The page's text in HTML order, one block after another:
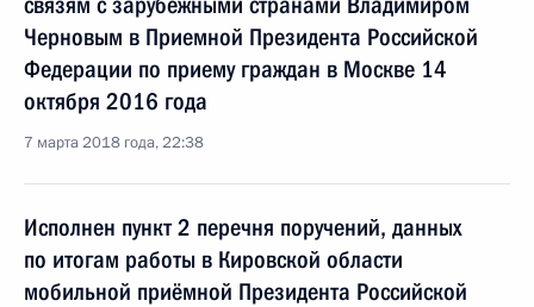
Черновым в Приемной Президента Российской
Федерации по приему граждан в Москве 14
октября 2016 года
7 марта 2018 года, 22:38
Исполнен пункт 2 перечня поручений, данных
по итогам работы в Кировской области
мобильной приёмной Президента Российской